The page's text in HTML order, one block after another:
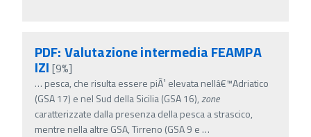
PDF: Valutazione intermedia FEAMPA
IZI [9%]
… pesca, che risulta essere piÃ¹ elevata nellâ€™Adriatico
(GSA 17) e nel Sud della Sicilia (GSA 16),zone
caratterizzate dalla presenza della pesca a strascico,
mentre nella altre GSA, Tirreno (GSA 9 e …